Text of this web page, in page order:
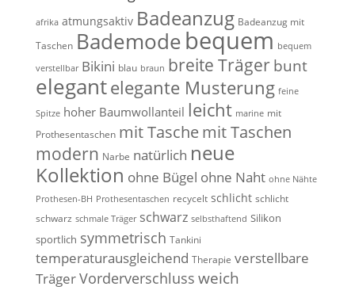
afrika atmungsaktiv Badeanzug Badeanzug mit
Taschen Bademodebequem bequem
verstellbar Bikini blau braun breite Träger bunt
elegantelegante Musterung feine
Spitze hoher Baumwollanteil leicht marine mit
Prothesentaschen mit Taschemit Taschen
modern Narbe natürlich neue
Kollektion ohne Bügel ohne Naht ohne Nähte
Prothesen-BH Prothesentaschen recycelt schlicht schlicht
schwarz schmale Träger schwarz selbsthaftend Silikon
sportlich symmetrisch Tankini
temperaturausgleichend Therapie verstellbare
TrägerVorderverschluss weich